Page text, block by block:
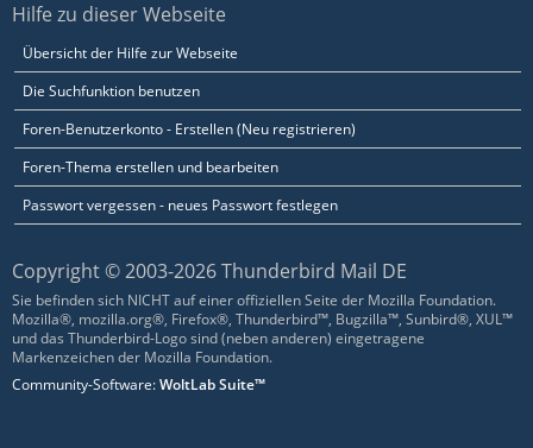
Hilfe zu dieser Webseite
Übersicht der Hilfe zur Webseite
Die Suchfunktion benutzen
Foren-Benutzerkonto - Erstellen (Neu registrieren)
Foren-Thema erstellen und bearbeiten
Passwort vergessen - neues Passwort festlegen
Copyright © 2003-2026 Thunderbird Mail DE
Sie befinden sich NICHT auf einer offiziellen Seite der Mozilla Foundation.
Mozilla®, mozilla.org®, Firefox®, Thunderbird™, Bugzilla™, Sunbird®, XUL™
und das Thunderbird-Logo sind (neben anderen) eingetragene
Markenzeichen der Mozilla Foundation.
Community-Software:WoltLab Suite™